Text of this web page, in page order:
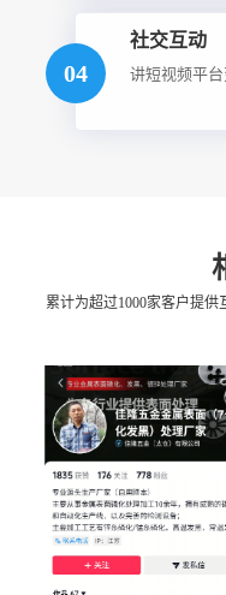
04
社交互动
讲短视频平
累计为超过1000家客户提